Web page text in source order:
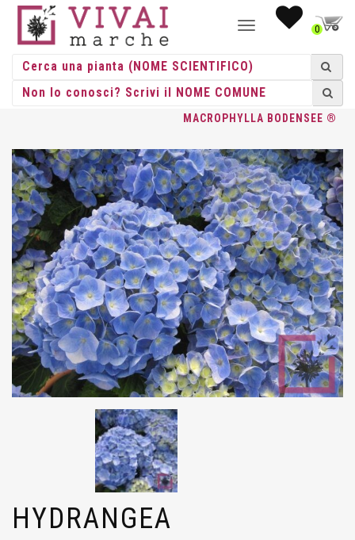
NAVIGAZIONE0
HOME /ACIDOFILE/ HYDRANGEE /HYDRANGEA / HYDRANGEA
MACROPHYLLA BODENSEE ®
HYDRANGEA